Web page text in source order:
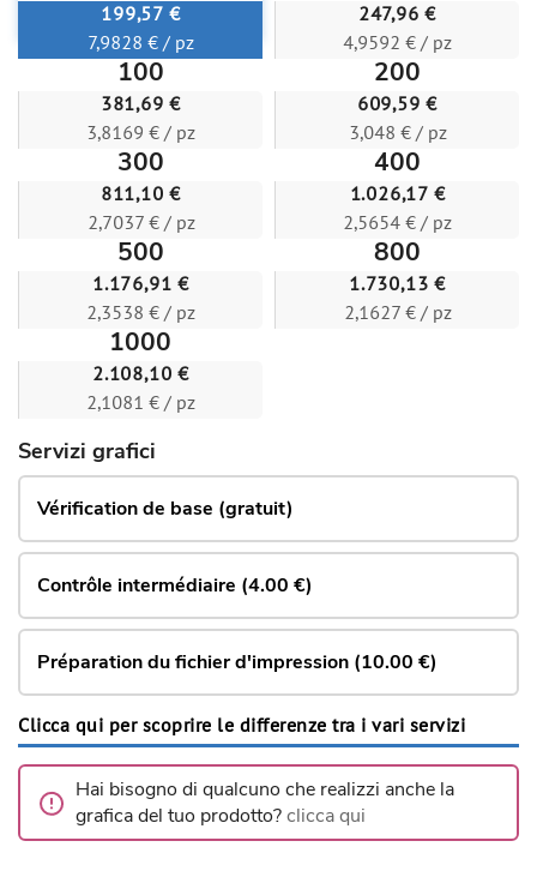
199,57 €
7,9828 € / pz
247,96 €
4,9592 € / pz
100
381,69 €
3,8169 € / pz
200
609,59 €
3,048 € / pz
300
811,10 €
2,7037 € / pz
400
1.026,17 €
2,5654 € / pz
500
1.176,91 €
2,3538 € / pz
800
1.730,13 €
2,1627 € / pz
1000
2.108,10 €
2,1081 € / pz
Servizi grafici
Vérification de base (gratuit)
Contrôle intermédiaire (4.00 €)
Préparation du fichier d'impression (10.00 €)
Clicca qui per scoprire le differenze tra i vari servizi
Hai bisogno di qualcuno che realizzi anche la
grafica del tuo prodotto?clicca qui